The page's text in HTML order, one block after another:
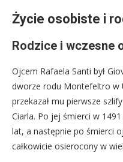
Życie osobiste i
Rodzice i wczesne
Ojcem Rafaela Santi był
dworze rodu Montefeltro w
przekazał mu pierwsze
Ciarla. Po jej śmierci w
lat, a następnie po śmierci
całkowicie osierocony w